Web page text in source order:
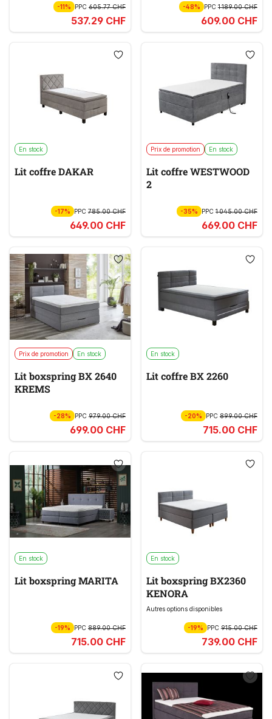
-11% PPC 605.77 CHF
537.29 CHF
-48% PPC1 189.00 CHF
609.00 CHF
En stock
Lit coffre DAKAR
-17% PPC 785.00 CHF
649.00 CHF
Prix de promotion En stock
Lit coffre WESTWOOD
2
-35% PPC1 045.00 CHF
669.00 CHF
Prix de promotion En stock
Lit boxspring BX 2640
KREMS
-28% PPC 979.00 CHF
699.00 CHF
En stock
Lit coffre BX 2260
-20% PPC899.00 CHF
715.00 CHF
En stock
Lit boxspring MARITA
-19% PPC 889.00 CHF
715.00 CHF
En stock
Lit boxspring BX2360
KENORA
Autres options disponibles
-19% PPC915.00 CHF
739.00 CHF